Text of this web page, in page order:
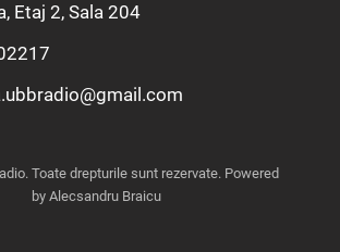
Etaj 2, Sala 204
Toate drepturile sunt rezervate. Powered
by Alecsandru Braicu